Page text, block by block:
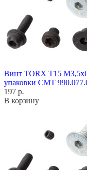
Винт TORX T15
упаковки CMT
197 р.
В корзину